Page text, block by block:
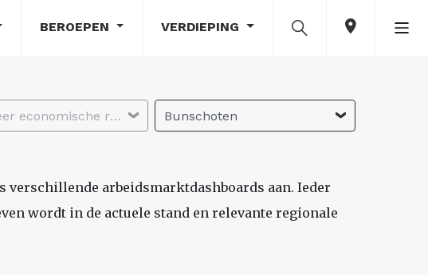
BEROEPEN VERDIEPING
Selecteer economische regio Bunschoten
verschillende arbeidsmarktdashboards aan. Ieder
wordt in de actuele stand en relevante regionale